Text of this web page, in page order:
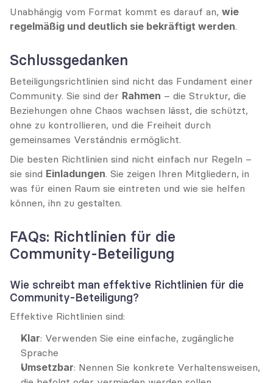
Unabhängig vom Format kommt es darauf an, wie
regelmäßig und deutlich sie bekräftigt werden.
Schlussgedanken
Beteiligungsrichtlinien sind nicht das Fundament einer
Community. Sie sind der Rahmen – die Struktur, die
Beziehungen ohne Chaos wachsen lässt, die schützt,
ohne zu kontrollieren, und die Freiheit durch
gemeinsames Verständnis ermöglicht.
Die besten Richtlinien sind nicht einfach nur Regeln –
sie sind Einladungen. Sie zeigen Ihren Mitgliedern, in
was für einen Raum sie eintreten und wie sie helfen
können, ihn zu gestalten.
FAQs: Richtlinien für die
Community-Beteiligung
Wie schreibt man effektive Richtlinien für die
Community-Beteiligung?
Effektive Richtlinien sind:
Klar: Verwenden Sie eine einfache, zugängliche
Sprache
Umsetzbar: Nennen Sie konkrete Verhaltensweisen,